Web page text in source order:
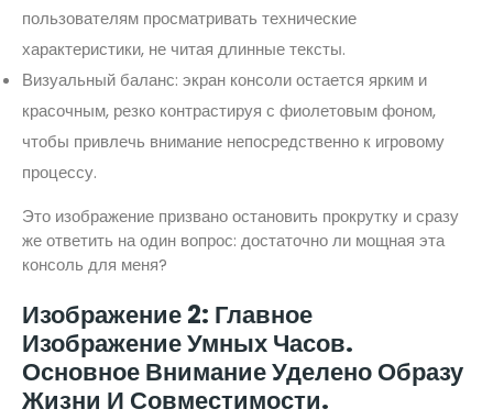
пользователям просматривать технические
характеристики, не читая длинные тексты.
Визуальный баланс: экран консоли остается ярким и
красочным, резко контрастируя с фиолетовым фоном,
чтобы привлечь внимание непосредственно к игровому
процессу.
Это изображение призвано остановить прокрутку и сразу
же ответить на один вопрос: достаточно ли мощная эта
консоль для меня?
Изображение 2: Главное
Изображение Умных Часов.
Основное Внимание Уделено Образу
Жизни И Совместимости.